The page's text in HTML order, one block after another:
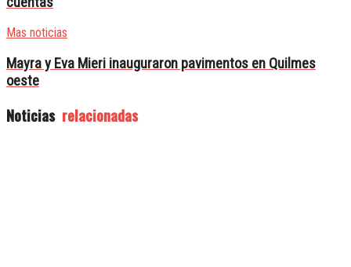
Mas noticias
Mayra y Eva Mieri inauguraron pavimentos en Quilmes
oeste
Noticias relacionadas